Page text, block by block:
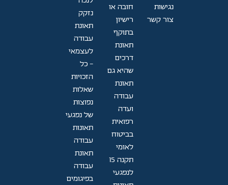
נגישות
צור קשר
חובה או
רישיון
בתוקף
תאונת
דרכים
שהיא גם
תאונת
עבודה
ועדה
רפואית
בביטוח
לאומי
תקנה 15
לנפגעי
נזקק
תאונת
עבודה
לעצמאי
- כל
הזכויות
שאלות
נפוצות
של נפגעי
תאונות
עבודה
תאונת
עבודה
בפיגומים